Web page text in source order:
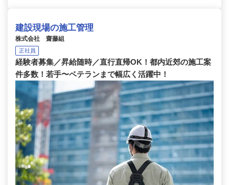
建設現場の施工管理
株式会社 齋藤組
正社員
経験者募集／昇給随時／直行直帰OK！都内近郊の施工案
件多数！若手〜ベテランまで幅広く活躍中！